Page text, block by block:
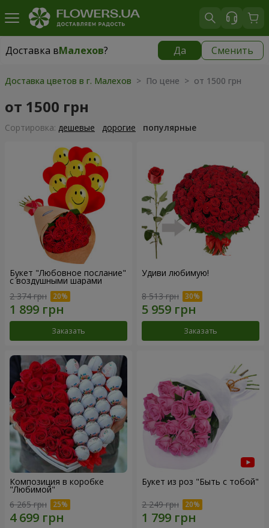
Доставка вМалехов? Да Сменить
Доставка вМалехов|
Доставка цветов в г. Малехов > По цене > от 1500 грн
от 1500 грн
Cортировка: дешевые дорогие популярные
Букет "Любовное послание"
с воздушными шарами
2 374 грн
Заказать
Удиви любимую!
8 513 грн
Заказать
Композиция в коробке
"Любимой"
6 265 грн
Букет из роз "Быть с тобой"
2 249 грн